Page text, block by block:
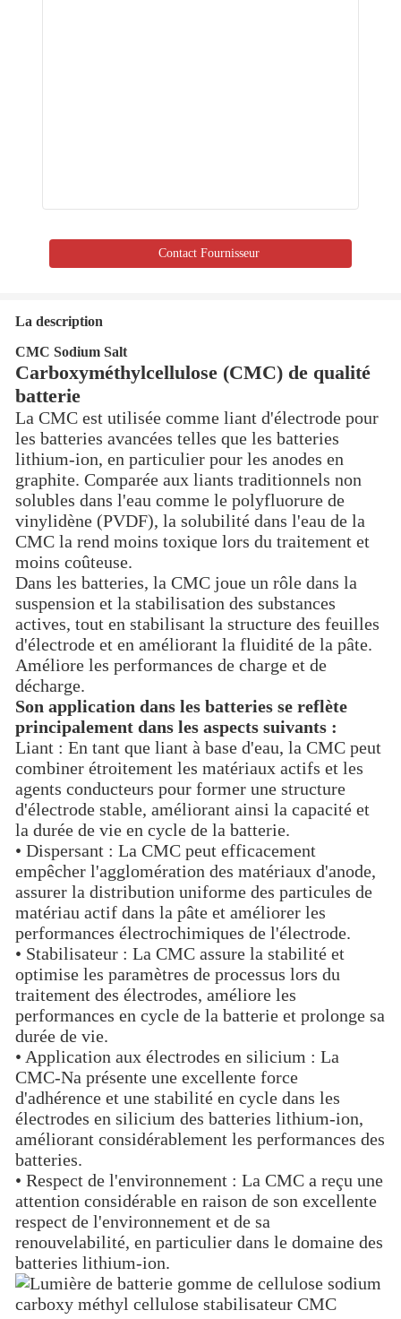
Contact Fournisseur
La description
CMC Sodium Salt
Carboxyméthylcellulose (CMC) de qualité
batterie
La CMC est utilisée comme liant d'électrode pour
les batteries avancées telles que les batteries
lithium-ion, en particulier pour les anodes en
graphite. Comparée aux liants traditionnels non
solubles dans l'eau comme le polyfluorure de
vinylidène (PVDF), la solubilité dans l'eau de la
CMC la rend moins toxique lors du traitement et
moins coûteuse.
Dans les batteries, la CMC joue un rôle dans la
suspension et la stabilisation des substances
actives, tout en stabilisant la structure des feuilles
d'électrode et en améliorant la fluidité de la pâte.
Améliore les performances de charge et de
décharge.
Son application dans les batteries se reflète
principalement dans les aspects suivants :
Liant : En tant que liant à base d'eau, la CMC peut
combiner étroitement les matériaux actifs et les
agents conducteurs pour former une structure
d'électrode stable, améliorant ainsi la capacité et
la durée de vie en cycle de la batterie.
• Dispersant : La CMC peut efficacement
empêcher l'agglomération des matériaux d'anode,
assurer la distribution uniforme des particules de
matériau actif dans la pâte et améliorer les
performances électrochimiques de l'électrode.
• Stabilisateur : La CMC assure la stabilité et
optimise les paramètres de processus lors du
traitement des électrodes, améliore les
performances en cycle de la batterie et prolonge sa
durée de vie.
• Application aux électrodes en silicium : La
CMC-Na présente une excellente force
d'adhérence et une stabilité en cycle dans les
électrodes en silicium des batteries lithium-ion,
améliorant considérablement les performances des
batteries.
• Respect de l'environnement : La CMC a reçu une
attention considérable en raison de son excellente
respect de l'environnement et de sa
renouvelabilité, en particulier dans le domaine des
batteries lithium-ion.